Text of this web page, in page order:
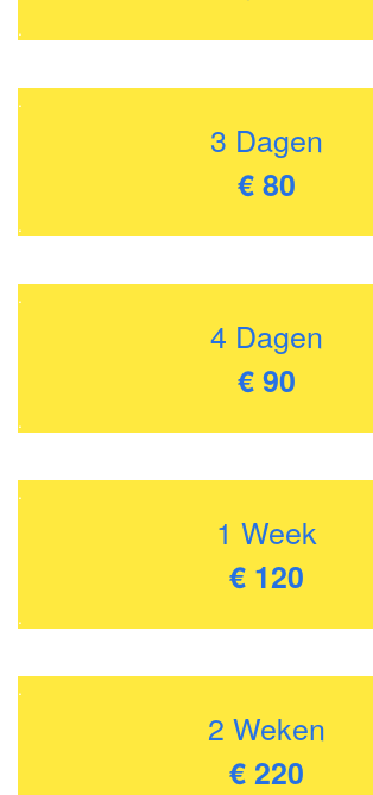
.
.
3 Dagen
€ 80
.
.
4 Dagen
€ 90
.
.
1 Week
€ 120
.
.
2 Weken
€ 220